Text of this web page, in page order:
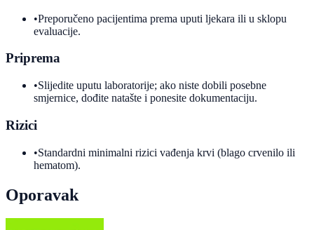
•Preporučeno pacijentima prema uputi ljekara ili u sklopu
evaluacije.
Priprema
•Slijedite uputu laboratorije; ako niste dobili posebne
smjernice, dođite natašte i ponesite dokumentaciju.
Rizici
•Standardni minimalni rizici vađenja krvi (blago crvenilo ili
hematom).
Oporavak